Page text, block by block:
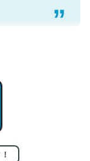
続編来た
2023/03/27